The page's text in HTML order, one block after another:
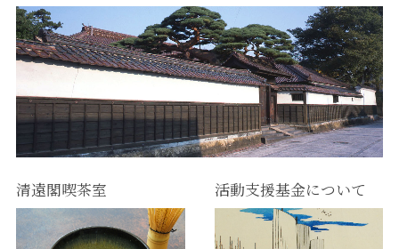
清遠閣喫茶室 活動支援基金について